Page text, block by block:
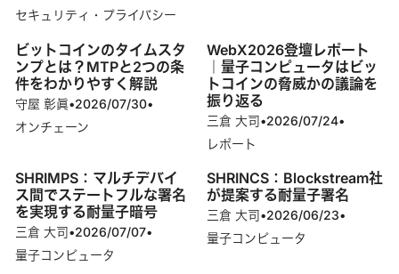
セキュリティ・プライバシー
ビットコインのタイムスタ
ンプとは？MTPと2つの条
件をわかりやすく解説
守屋 彰眞•2026/07/30•
オンチェーン
WebX2026登壇レポート
｜量子コンピュータはビッ
トコインの脅威かの議論を
振り返る
三倉 大司•2026/07/24•
レポート
SHRIMPS：マルチデバイ
ス間でステートフルな署名
を実現する耐量子暗号
三倉 大司•2026/07/07•
量子コンピュータ
SHRINCS：Blockstream社
が提案する耐量子署名
三倉 大司•2026/06/23•
量子コンピュータ